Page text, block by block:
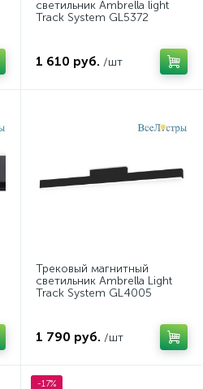
светильник Ambrella light
Track System GL5372
1 610 руб. /шт
Трековый магнитный
светильник Ambrella Light
Track System GL4005
1 790 руб. /шт
-17%